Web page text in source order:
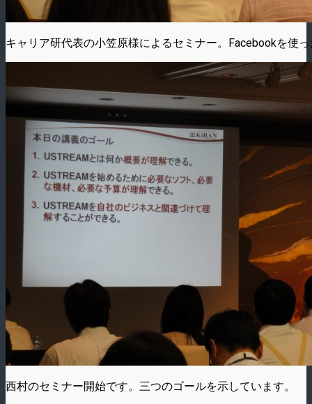
キャリア研代表の小笠原様によるセミナー。Facebookを使
西村のセミナー開始です。三つのゴールを示しています。